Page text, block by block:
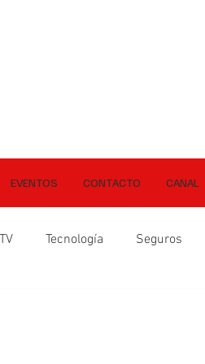
EVENTOS CONTACTO CANAL
Tecnología Seguros